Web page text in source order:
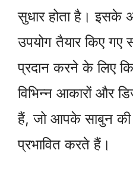
सुधार होता है। इसके
उपयोग तैयार किए गए
प्रदान करने के लिए
विभिन्न आकारों और
हैं, जो आपके साबुन की
प्रभावित करते हैं।